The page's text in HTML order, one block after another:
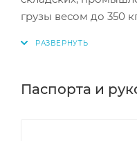
грузы весом до 350
незаменимым
Паспорта и